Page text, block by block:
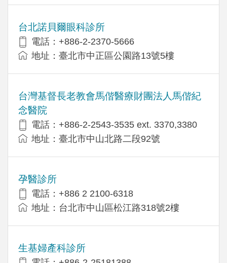
台北諾貝爾眼科診所
電話：+886-2-2370-5666
地址：臺北市中正區公園路13號5樓
台灣基督長老教會馬偕醫療財團法人馬偕紀
念醫院
電話：+886-2-2543-3535 ext. 3370,3380
地址：臺北市中山北路二段92號
孕醫診所
電話：+886 2 2100-6318
地址：台北市中山區松江路318號2樓
生基婦產科診所